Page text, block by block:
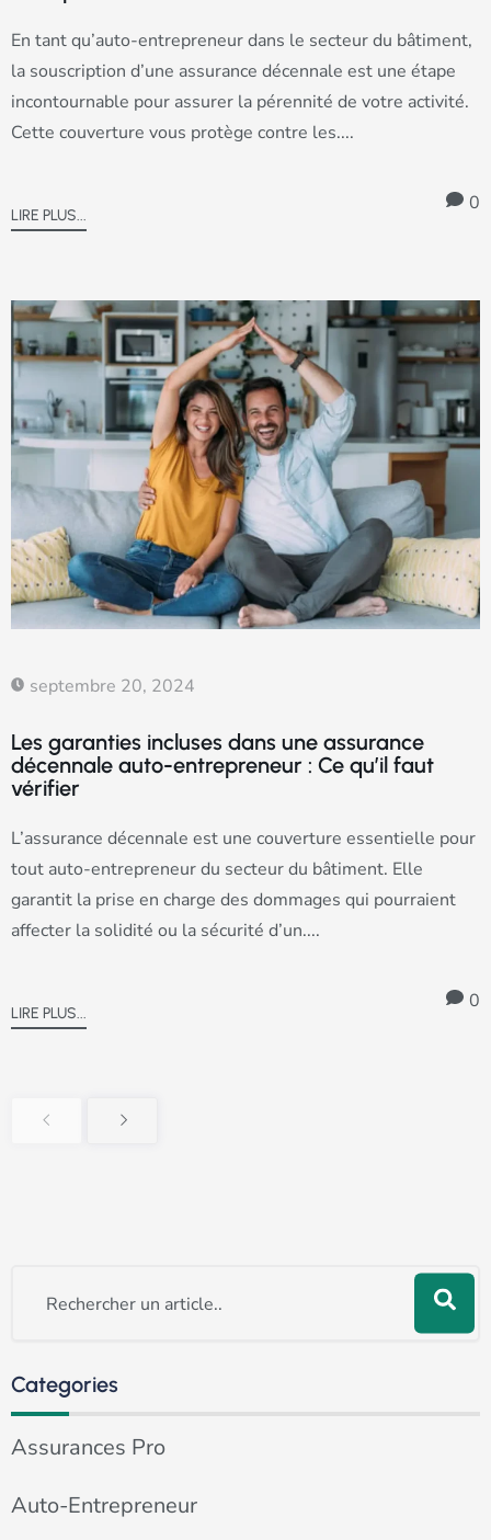
Categories
Assurances Pro
Auto-Entrepreneur
En tant qu’auto-entrepreneur dans le secteur du bâtiment,
la souscription d’une assurance décennale est une étape
incontournable pour assurer la pérennité de votre activité.
Cette couverture vous protège contre les....
LIRE PLUS...
0
septembre 20, 2024
Les garanties incluses dans une assurance
décennale auto-entrepreneur : Ce qu’il faut
vérifier
L’assurance décennale est une couverture essentielle pour
tout auto-entrepreneur du secteur du bâtiment. Elle
garantit la prise en charge des dommages qui pourraient
affecter la solidité ou la sécurité d’un....
LIRE PLUS...
0